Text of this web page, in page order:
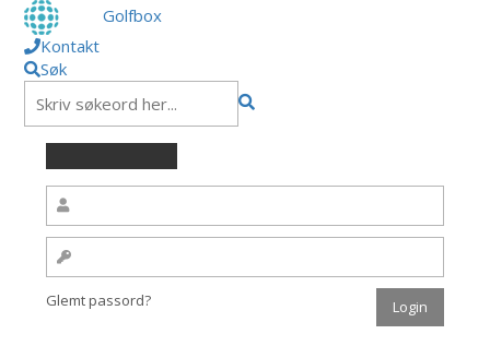
Golfbox
Kontakt
Søk
Glemt passord?